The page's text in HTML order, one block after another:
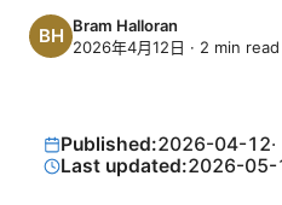
Bram Halloran
2026年4月12日 · 2 min read
Published:2026-04-12·
Last updated:2026-05-